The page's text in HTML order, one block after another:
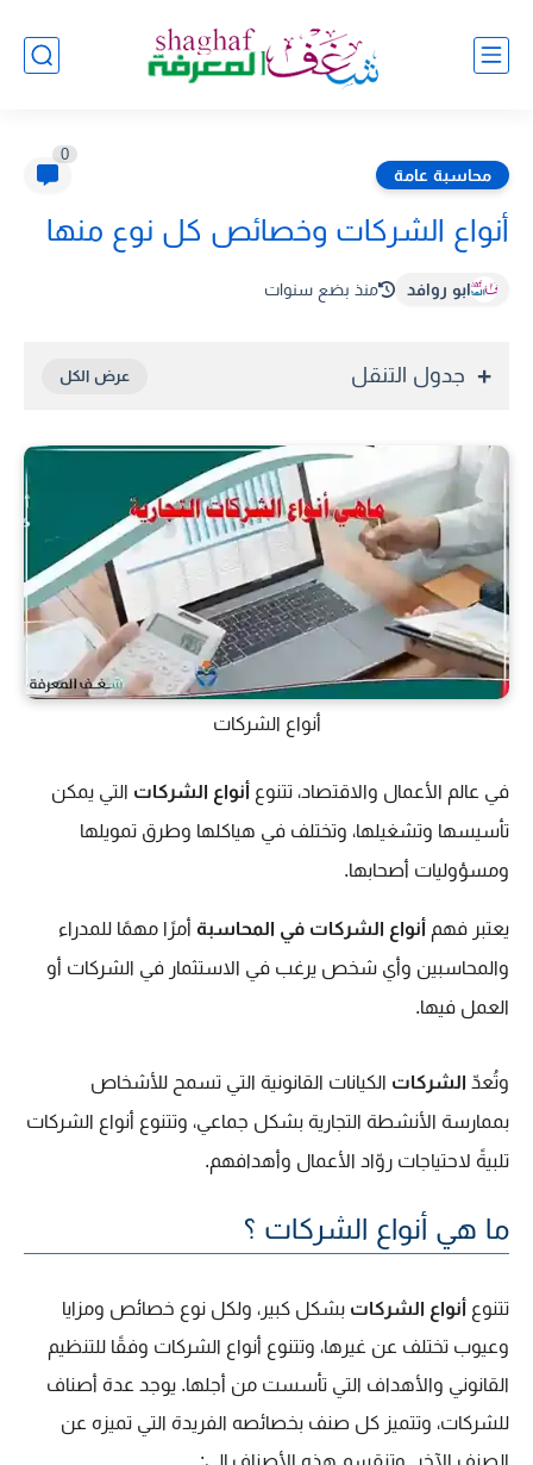
محاسبة عامة
0
أنواع الشركات وخصائص كل نوع منها
ابو روافد منذ بضع سنوات
جدول التنقل
أنواع الشركات
في عالم الأعمال والاقتصاد، تتنوع أنواع الشركات التي يمكن
تأسيسها وتشغيلها، وتختلف في هياكلها وطرق تمويلها
ومسؤوليات أصحابها.
يعتبر فهم أنواع الشركات في المحاسبة أمرًا مهمًا للمدراء
والمحاسبين وأي شخص يرغب في الاستثمار في الشركات أو
العمل فيها.
وتُعدّ الشركات الكيانات القانونية التي تسمح للأشخاص
بممارسة الأنشطة التجارية بشكل جماعي، وتتنوع أنواع الشركات
تلبيةً لاحتياجات روّاد الأعمال وأهدافهم.
ما هي أنواع الشركات ؟
تتنوع أنواع الشركات بشكل كبير، ولكل نوع خصائص ومزايا
وعيوب تختلف عن غيرها، وتتنوع أنواع الشركات وفقًا للتنظيم
القانوني والأهداف التي تأسست من أجلها. يوجد عدة أصناف
للشركات، وتتميز كل صنف بخصائصه الفريدة التي تميزه عن
الصنف الآخر. وتنقسم هذه الأصناف إلى: